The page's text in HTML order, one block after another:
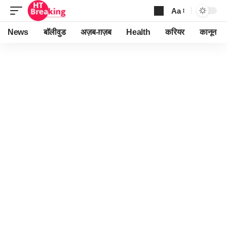
Font
Resizer
Aa
News बॉलीवुड अज़ब-ग़ज़ब Health करियर कानून